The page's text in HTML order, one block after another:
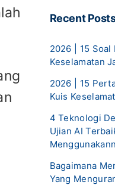
Recent
2026 | 15 Soal
Keselamatan
2026 | 15
Kuis
4 Teknologi
Ujian AI
Bagaimana
Yang